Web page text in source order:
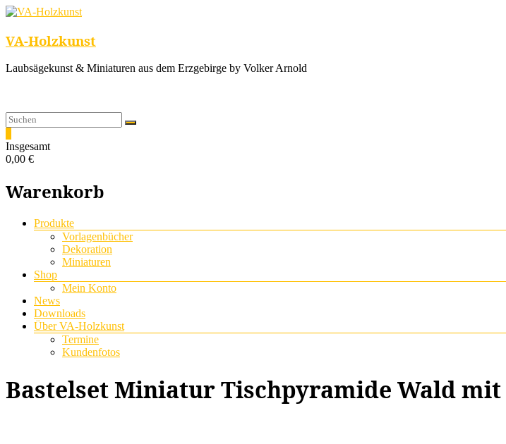
VA-Holzkunst
Laubsägekunst & Miniaturen aus dem Erzgebirge by Volker Arnold
Insgesamt
0,00 €
Warenkorb
Menü
Produkte
Vorlagenbücher
Dekoration
Miniaturen
Shop
Mein Konto
News
Downloads
Über VA-Holzkunst
Termine
Kundenfotos
Bastelset Miniatur Tischpyramide Wald mit